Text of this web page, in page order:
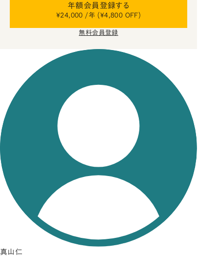
年額会員登録する
¥24,000 /年 (¥4,800 OFF)
無料会員登録
真山仁